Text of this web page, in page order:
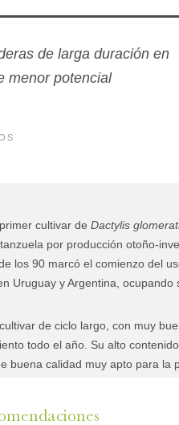
de larga duración en
menor potencial
cultivar de Dactylis
por producción otoño-
los 90 marcó el comienzo del
Uruguay y Argentina,
de ciclo largo, con muy
todo el año. Su alto
buena calidad muy apto para la